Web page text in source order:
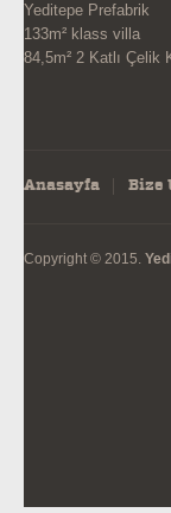
Yeditepe Prefabrik
133m² klass villa
84,5m² 2 Katlı Çelik
Anasayfa Bize
Copyright © 2015.